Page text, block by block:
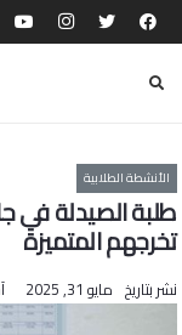
الأنشطة الطلابية
طلبة الصيدلة
تخرجهم المتميزة
نشر بتاريخ مايو 31, 2025